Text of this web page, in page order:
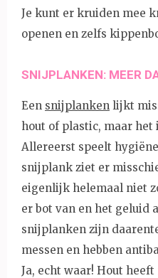
Je kunt er kruiden mee
openen en zelfs
SNIJPLANKEN: MEER
Een snijplanken lijkt
hout of plastic, maar het
Allereerst speelt
snijplank ziet er
eigenlijk helemaal niet
er bot van en het geluid
snijplanken zijn
messen en hebben
Ja, echt waar! Hout